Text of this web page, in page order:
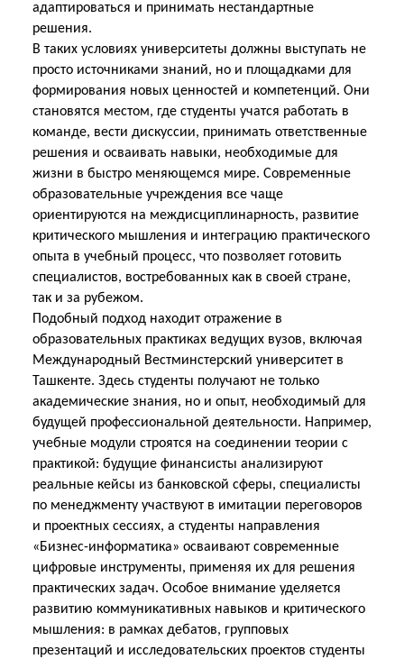
адаптироваться и принимать нестандартные
решения.
В таких условиях университеты должны выступать не
просто источниками знаний, но и площадками для
формирования новых ценностей и компетенций. Они
становятся местом, где студенты учатся работать в
команде, вести дискуссии, принимать ответственные
решения и осваивать навыки, необходимые для
жизни в быстро меняющемся мире. Современные
образовательные учреждения все чаще
ориентируются на междисциплинарность, развитие
критического мышления и интеграцию практического
опыта в учебный процесс, что позволяет готовить
специалистов, востребованных как в своей стране,
так и за рубежом.
Подобный подход находит отражение в
образовательных практиках ведущих вузов, включая
Международный Вестминстерский университет в
Ташкенте. Здесь студенты получают не только
академические знания, но и опыт, необходимый для
будущей профессиональной деятельности. Например,
учебные модули строятся на соединении теории с
практикой: будущие финансисты анализируют
реальные кейсы из банковской сферы, специалисты
по менеджменту участвуют в имитации переговоров
и проектных сессиях, а студенты направления
«Бизнес-информатика» осваивают современные
цифровые инструменты, применяя их для решения
практических задач. Особое внимание уделяется
развитию коммуникативных навыков и критического
мышления: в рамках дебатов, групповых
презентаций и исследовательских проектов студенты